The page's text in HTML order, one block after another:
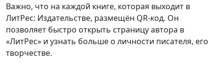
Важно, что на каждой книге, которая выходит в
ЛитРес: Издательстве, размещён QR-код. Он
позволяет быстро открыть страницу автора в
«ЛитРес» и узнать больше о личности писателя, его
творчестве.